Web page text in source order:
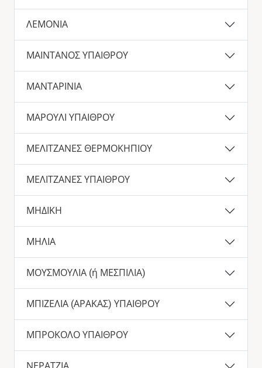
ΛΕΜΟΝΙΑ
ΜΑΙΝΤΑΝΟΣ ΥΠΑΙΘΡΟΥ
ΜΑΝΤΑΡΙΝΙΑ
ΜΑΡΟΥΛΙ ΥΠΑΙΘΡΟΥ
ΜΕΛΙΤΖΑΝΕΣ ΘΕΡΜΟΚΗΠΙΟΥ
ΜΕΛΙΤΖΑΝΕΣ ΥΠΑΙΘΡΟΥ
ΜΗΔΙΚΗ
ΜΗΛΙΑ
ΜΟΥΣΜΟΥΛΙΑ (ή ΜΕΣΠΙΛΙΑ)
ΜΠΙΖΕΛΙΑ (ΑΡΑΚΑΣ) ΥΠΑΙΘΡΟΥ
ΜΠΡΟΚΟΛΟ ΥΠΑΙΘΡΟΥ